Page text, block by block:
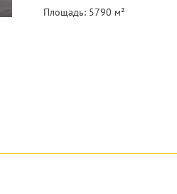
Площадь: 5790 м²